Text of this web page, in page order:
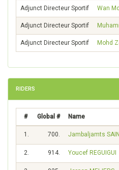
Adjunct Directeur Sportif Wan
Adjunct Directeur Sportif
Adjunct Directeur Sportif Mohd
RIDERS
# Global # Name
1. 700. Jambaljamts
2. 914. Youcef REGUIGUI